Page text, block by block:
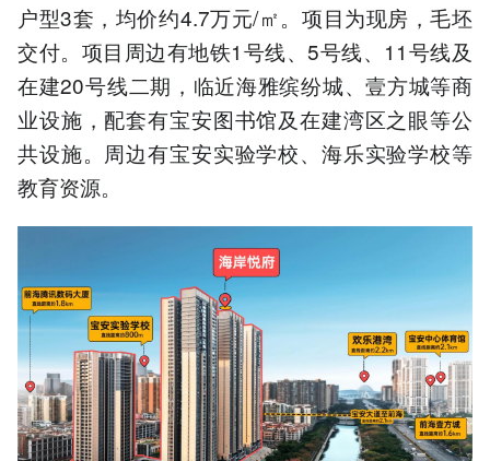
户型3套，均价约4.7万元/㎡。项目为现房，毛坯
交付。项目周边有地铁1号线、5号线、11号线及
在建20号线二期，临近海雅缤纷城、壹方城等商
业设施，配套有宝安图书馆及在建湾区之眼等公
共设施。周边有宝安实验学校、海乐实验学校等
教育资源。